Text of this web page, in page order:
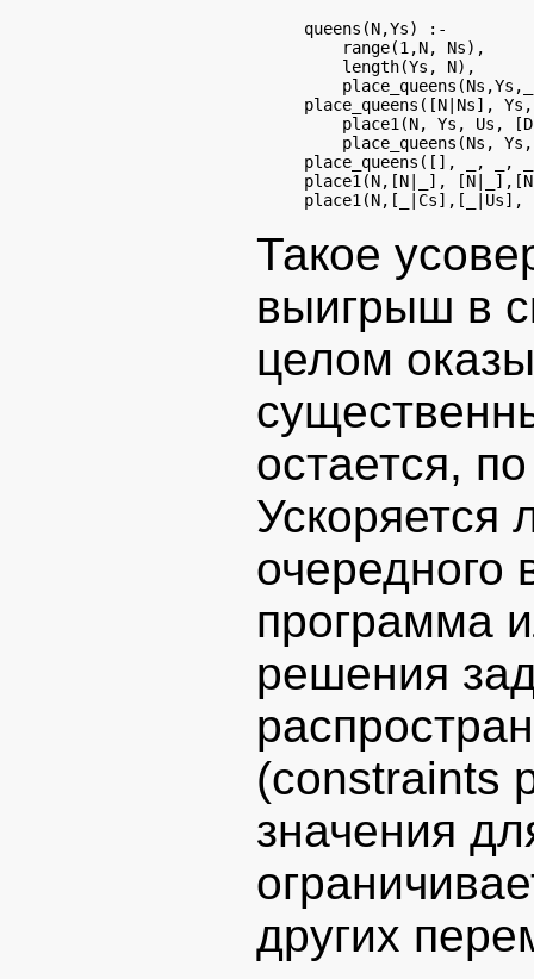
queens(N,Ys) :-
    range(1,N, Ns),
    length(Ys, N),
place_queens([N|Ns],
place1(N, Ys, Us,
place_queens(Ns,
place_queens([], _, _,
place1(N,[N|_],
Такое
выигрыш в
целом
остается,
Ускоряется
очередного
программа
решения
(constraints
значения
других